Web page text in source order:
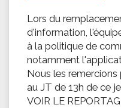
Lors du
d'information,
à la politique de
notamment
Nous les
au JT de 13h de ce
VOIR LE